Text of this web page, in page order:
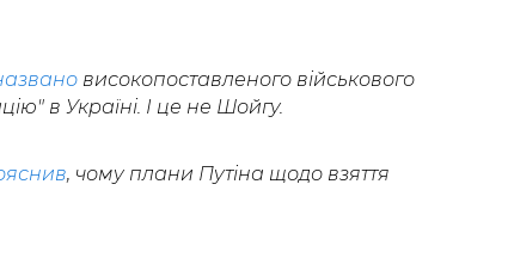
високопоставленого військового
в Україні. І це не Шойгу.
, чому плани Путіна щодо взяття